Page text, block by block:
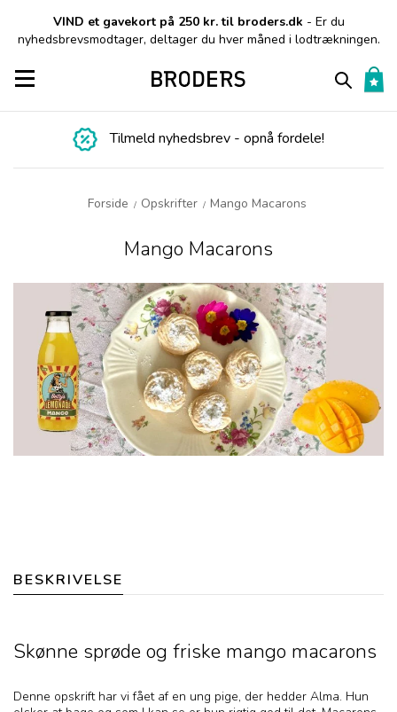
VIND et gavekort på 250 kr. til broders.dk - Er du
nyhedsbrevsmodtager, deltager du hver måned i lodtrækningen.
Toggle navigation
Tilmeld nyhedsbrev - opnå fordele!
Forside / Opskrifter / Mango Macarons
Mango Macarons
BESKRIVELSE
Skønne sprøde og friske mango macarons
Denne opskrift har vi fået af en ung pige, der hedder Alma. Hun